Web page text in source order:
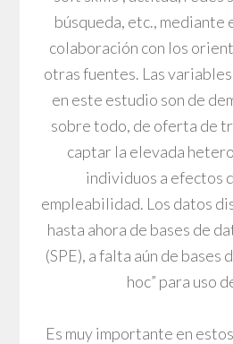
búsqueda, etc., mediante
colaboración con los
otras fuentes. Las
en este estudio son de
sobre todo, de oferta de
captar la elevada
individuos a efectos
empleabilidad. Los datos
hasta ahora de bases de
(SPE), a falta aún de bases
hoc” para uso
Es muy importante en